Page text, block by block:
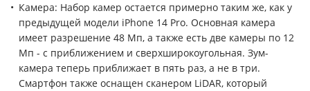
Камера: Набор камер остается примерно таким же, как у
предыдущей модели iPhone 14 Pro. Основная камера
имеет разрешение 48 Мп, а также есть две камеры по 12
Мп - с приближением и сверхширокоугольная. Зум-
камера теперь приближает в пять раз, а не в три.
Смартфон также оснащен сканером LiDAR, который